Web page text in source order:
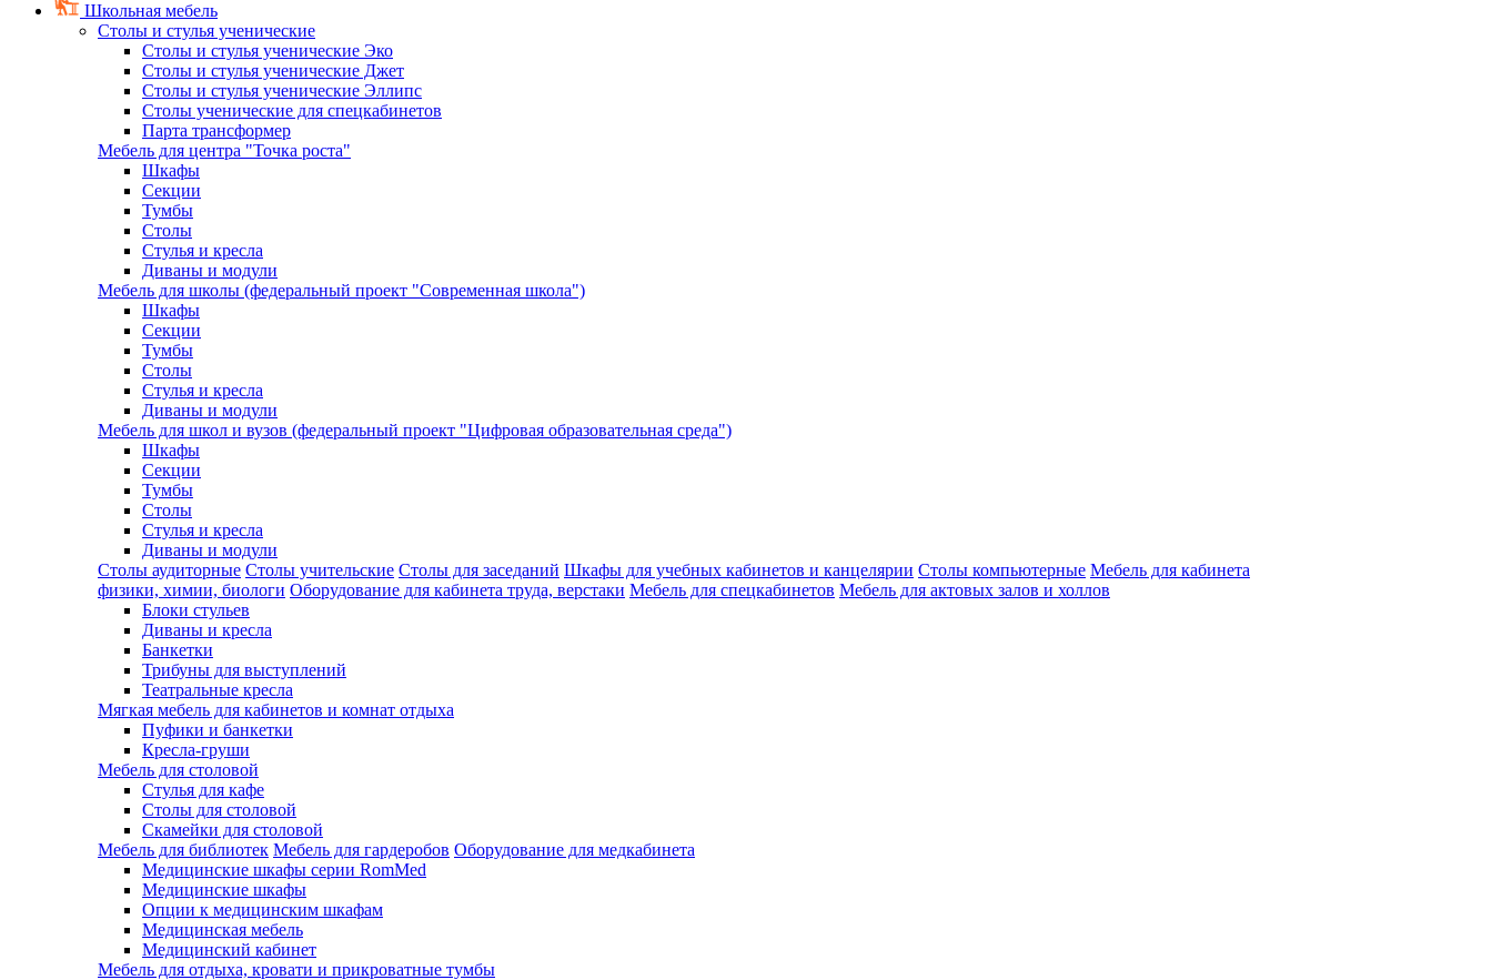
Школьная мебель
Столы и стулья ученические
Столы и стулья ученические Эко
Столы и стулья ученические Джет
Столы и стулья ученические Эллипс
Столы ученические для спецкабинетов
Парта трансформер
Мебель для центра "Точка роста"
Шкафы
Секции
Тумбы
Столы
Стулья и кресла
Диваны и модули
Мебель для школы (федеральный проект "Современная школа")
Шкафы
Секции
Тумбы
Столы
Стулья и кресла
Диваны и модули
Мебель для школ и вузов (федеральный проект "Цифровая образовательная среда")
Шкафы
Секции
Тумбы
Столы
Стулья и кресла
Диваны и модули
Столы аудиторные Столы учительские Столы для заседаний Шкафы для учебных кабинетов и канцелярии Столы компьютерные Мебель для кабинета
физики, химии, биологи Оборудование для кабинета труда, верстаки Мебель для спецкабинетов Мебель для актовых залов и холлов
Блоки стульев
Диваны и кресла
Банкетки
Трибуны для выступлений
Театральные кресла
Мягкая мебель для кабинетов и комнат отдыха
Пуфики и банкетки
Кресла-груши
Мебель для столовой
Cтулья для кафе
Cтолы для столовой
Скамейки для столовой
Мебель для библиотек Мебель для гардеробов Оборудование для медкабинета
Медицинские шкафы серии RomMed
Медицинские шкафы
Опции к медицинским шкафам
Медицинская мебель
Медицинский кабинет
Мебель для отдыха, кровати и прикроватные тумбы